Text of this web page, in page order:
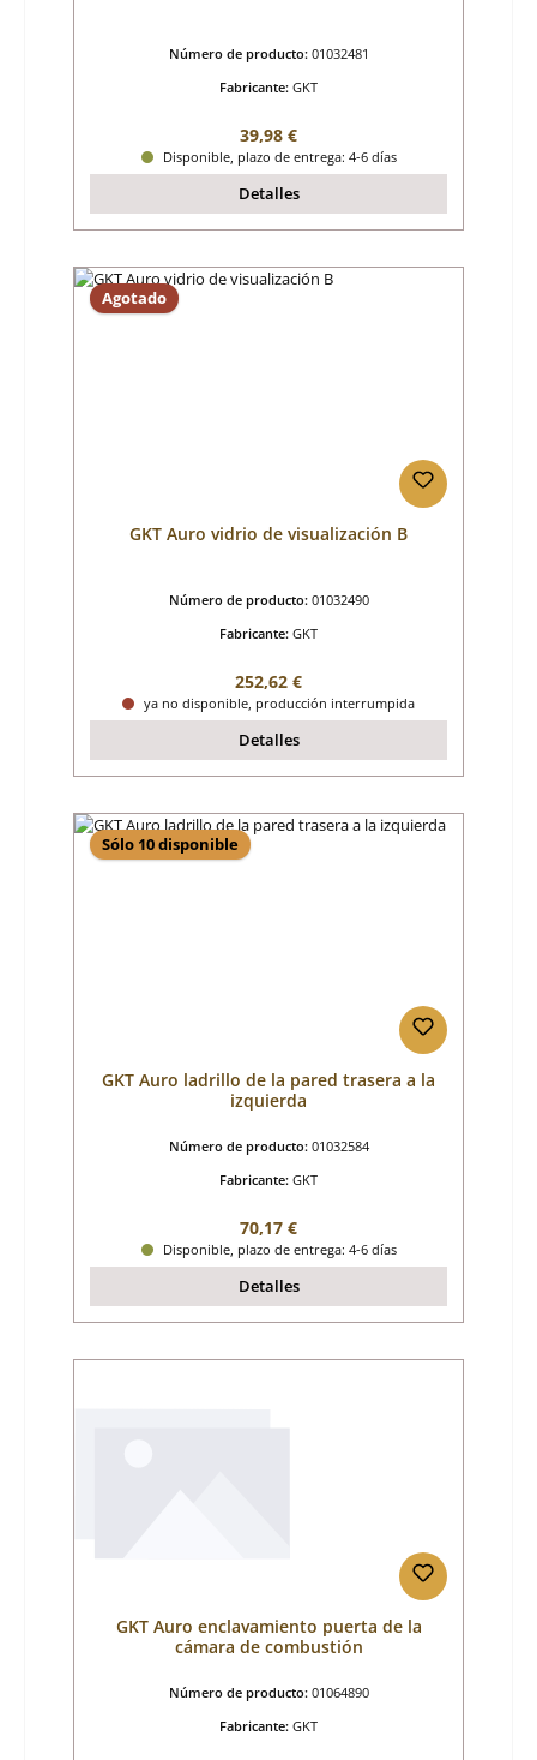
Número de producto: 01032481
Fabricante: GKT
Precio normal:
39,98 €
Disponible, plazo de entrega: 4-6 días
Detalles
Agotado
GKT Auro vidrio de visualización B
Número de producto: 01032490
Fabricante: GKT
Precio normal:
252,62 €
ya no disponible, producción interrumpida
Detalles
Sólo 10 disponible
GKT Auro ladrillo de la pared trasera a la
izquierda
Número de producto: 01032584
Fabricante: GKT
Precio normal:
70,17 €
Disponible, plazo de entrega: 4-6 días
Detalles
GKT Auro enclavamiento puerta de la
cámara de combustión
Número de producto: 01064890
Fabricante: GKT